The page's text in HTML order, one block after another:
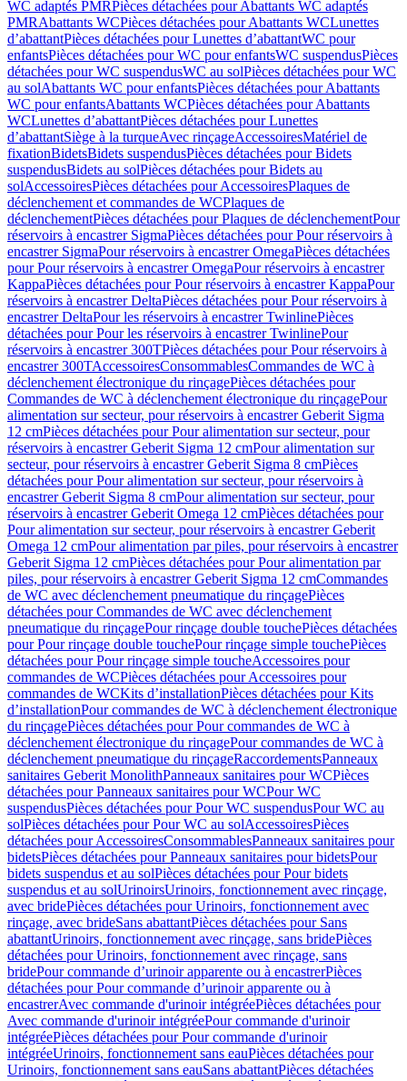
WC adaptés PMRPièces détachées pour Abattants WC adaptés
PMRAbattants WCPièces détachées pour Abattants WCLunettes
d’abattantPièces détachées pour Lunettes d’abattantWC pour
enfantsPièces détachées pour WC pour enfantsWC suspendusPièces
détachées pour WC suspendusWC au solPièces détachées pour WC
au solAbattants WC pour enfantsPièces détachées pour Abattants
WC pour enfantsAbattants WCPièces détachées pour Abattants
WCLunettes d’abattantPièces détachées pour Lunettes
d’abattantSiège à la turqueAvec rinçageAccessoiresMatériel de
fixationBidetsBidets suspendusPièces détachées pour Bidets
suspendusBidets au solPièces détachées pour Bidets au
solAccessoiresPièces détachées pour AccessoiresPlaques de
déclenchement et commandes de WCPlaques de
déclenchementPièces détachées pour Plaques de déclenchementPour
réservoirs à encastrer SigmaPièces détachées pour Pour réservoirs à
encastrer SigmaPour réservoirs à encastrer OmegaPièces détachées
pour Pour réservoirs à encastrer OmegaPour réservoirs à encastrer
KappaPièces détachées pour Pour réservoirs à encastrer KappaPour
réservoirs à encastrer DeltaPièces détachées pour Pour réservoirs à
encastrer DeltaPour les réservoirs à encastrer TwinlinePièces
détachées pour Pour les réservoirs à encastrer TwinlinePour
réservoirs à encastrer 300TPièces détachées pour Pour réservoirs à
encastrer 300TAccessoiresConsommablesCommandes de WC à
déclenchement électronique du rinçagePièces détachées pour
Commandes de WC à déclenchement électronique du rinçagePour
alimentation sur secteur, pour réservoirs à encastrer Geberit Sigma
12 cmPièces détachées pour Pour alimentation sur secteur, pour
réservoirs à encastrer Geberit Sigma 12 cmPour alimentation sur
secteur, pour réservoirs à encastrer Geberit Sigma 8 cmPièces
détachées pour Pour alimentation sur secteur, pour réservoirs à
encastrer Geberit Sigma 8 cmPour alimentation sur secteur, pour
réservoirs à encastrer Geberit Omega 12 cmPièces détachées pour
Pour alimentation sur secteur, pour réservoirs à encastrer Geberit
Omega 12 cmPour alimentation par piles, pour réservoirs à encastrer
Geberit Sigma 12 cmPièces détachées pour Pour alimentation par
piles, pour réservoirs à encastrer Geberit Sigma 12 cmCommandes
de WC avec déclenchement pneumatique du rinçagePièces
détachées pour Commandes de WC avec déclenchement
pneumatique du rinçagePour rinçage double touchePièces détachées
pour Pour rinçage double touchePour rinçage simple touchePièces
détachées pour Pour rinçage simple toucheAccessoires pour
commandes de WCPièces détachées pour Accessoires pour
commandes de WCKits d’installationPièces détachées pour Kits
d’installationPour commandes de WC à déclenchement électronique
du rinçagePièces détachées pour Pour commandes de WC à
déclenchement électronique du rinçagePour commandes de WC à
déclenchement pneumatique du rinçageRaccordementsPanneaux
sanitaires Geberit MonolithPanneaux sanitaires pour WCPièces
détachées pour Panneaux sanitaires pour WCPour WC
suspendusPièces détachées pour Pour WC suspendusPour WC au
solPièces détachées pour Pour WC au solAccessoiresPièces
détachées pour AccessoiresConsommablesPanneaux sanitaires pour
bidetsPièces détachées pour Panneaux sanitaires pour bidetsPour
bidets suspendus et au solPièces détachées pour Pour bidets
suspendus et au solUrinoirsUrinoirs, fonctionnement avec rinçage,
avec bridePièces détachées pour Urinoirs, fonctionnement avec
rinçage, avec brideSans abattantPièces détachées pour Sans
abattantUrinoirs, fonctionnement avec rinçage, sans bridePièces
détachées pour Urinoirs, fonctionnement avec rinçage, sans
bridePour commande d’urinoir apparente ou à encastrerPièces
détachées pour Pour commande d’urinoir apparente ou à
encastrerAvec commande d'urinoir intégréePièces détachées pour
Avec commande d'urinoir intégréePour commande d'urinoir
intégréePièces détachées pour Pour commande d'urinoir
intégréeUrinoirs, fonctionnement sans eauPièces détachées pour
Urinoirs, fonctionnement sans eauSans abattantPièces détachées